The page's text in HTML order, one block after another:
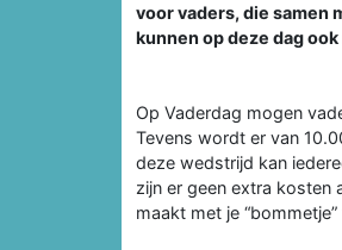
voor vaders, die samen
kunnen op deze dag
Op Vaderdag mogen
Tevens wordt er van
deze wedstrijd kan
zijn er geen extra kosten
maakt met je